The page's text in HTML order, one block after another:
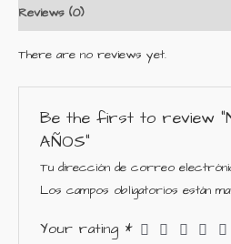
Reviews (0)
There are no reviews yet.
Be the first to review
AÑOS”
Tu dirección de correo
Los campos obligatorios están
Your rating *